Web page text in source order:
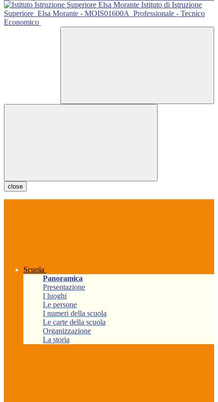
Istituto di Istruzione
Superiore Elsa Morante - MOIS01600A Professionale - Tecnico
Economico
close
Scuola
Panoramica
Presentazione
I luoghi
Le persone
I numeri della scuola
Le carte della scuola
Organizzazione
La storia